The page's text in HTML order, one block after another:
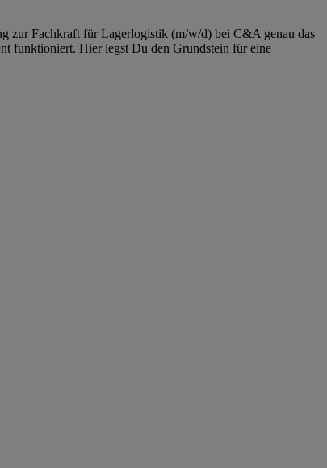
zur Fachkraft für Lagerlogistik (m/w/d) bei C&A genau das
funktioniert. Hier legst Du den Grundstein für eine